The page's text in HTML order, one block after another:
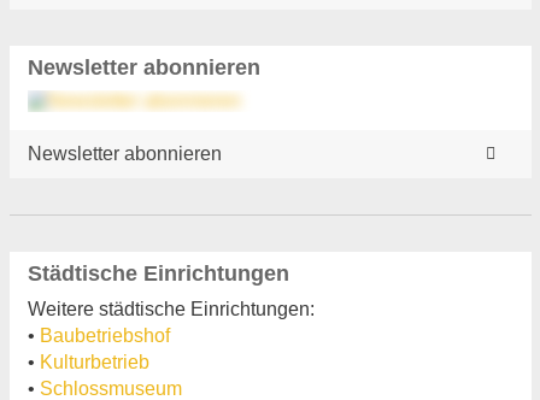
Newsletter abonnieren
Newsletter abonnieren
Städtische Einrichtungen
Weitere städtische Einrichtungen:
• Baubetriebshof
• Kulturbetrieb
• Schlossmuseum